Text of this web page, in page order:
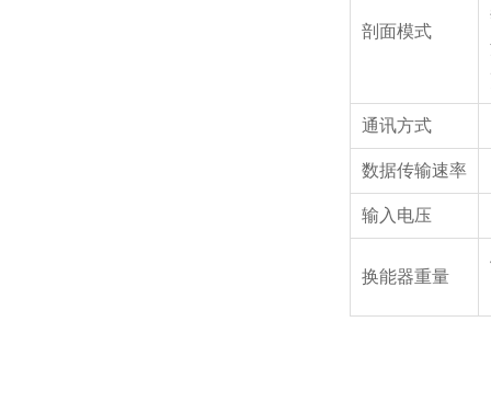
剖面模式
通讯方式
数据传输速率
输入电压
换能器重量